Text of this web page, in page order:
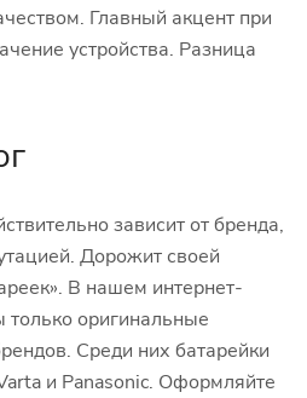
Главный акцент при
устройства. Разница
зависит от бренда,
Дорожит своей
В нашем интернет-
только оригинальные
Среди них батарейки
и Panasonic. Оформляйте